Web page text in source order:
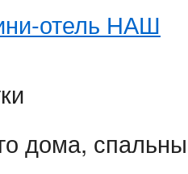
отель НАШ
дома,